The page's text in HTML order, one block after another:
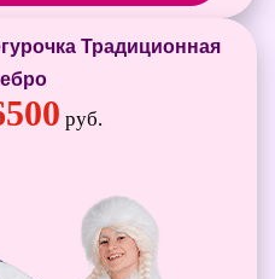
Традиционная
руб.